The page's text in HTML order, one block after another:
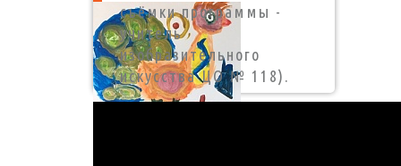
съёмки программы -
учитель
изобразительного
искусства ЦО № 118).